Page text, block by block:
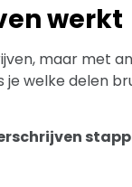
werkt
maar met
welke delen